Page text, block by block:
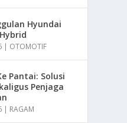
Hyundai
| OTOMOTIF
Pantai: Solusi
Penjaga
| RAGAM